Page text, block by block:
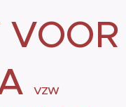
VOOR
VZW